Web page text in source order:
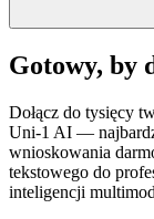
Gotowy, by
Dołącz do tysięcy
Uni-1 AI —
wnioskowania
tekstowego do
inteligencji